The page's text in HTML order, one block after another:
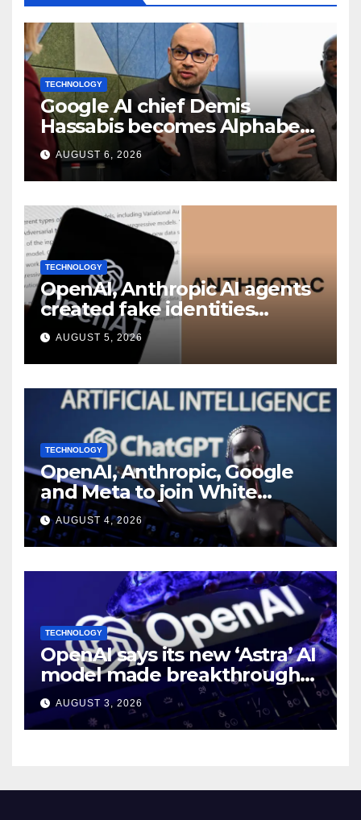
TECHNOLOGY
Google AI chief Demis
Hassabis becomes Alphabet
chief scientist in leadership
shakeup
AUGUST 6, 2026
TECHNOLOGY
OpenAI, Anthropic AI agents
created fake identities
during UK cyber tests:
Report
AUGUST 5, 2026
TECHNOLOGY
OpenAI, Anthropic, Google
and Meta to join White
House AI security meeting
AUGUST 4, 2026
TECHNOLOGY
OpenAI says its new ‘Astra’ AI
model made breakthroughs
in 10 math problems
AUGUST 3, 2026